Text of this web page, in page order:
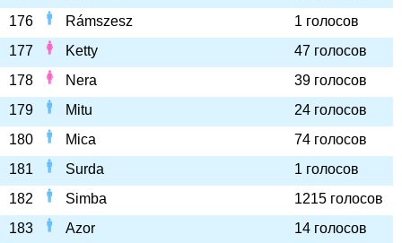
176
Rámszesz
1 голосов
177
Ketty
47 голосов
178
Nera
39 голосов
179
Mitu
24 голосов
180
Mica
74 голосов
181
Surda
1 голосов
182
Simba
1215 голосов
183
Azor
14 голосов